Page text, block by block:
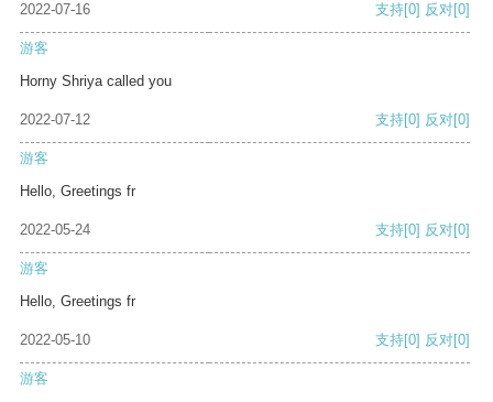
2022-07-16 支持[0] 反对[0]
游客
Horny Shriya called you
2022-07-12 支持[0] 反对[0]
游客
Hello, Greetings fr
2022-05-24 支持[0] 反对[0]
游客
Hello, Greetings fr
2022-05-10 支持[0] 反对[0]
游客